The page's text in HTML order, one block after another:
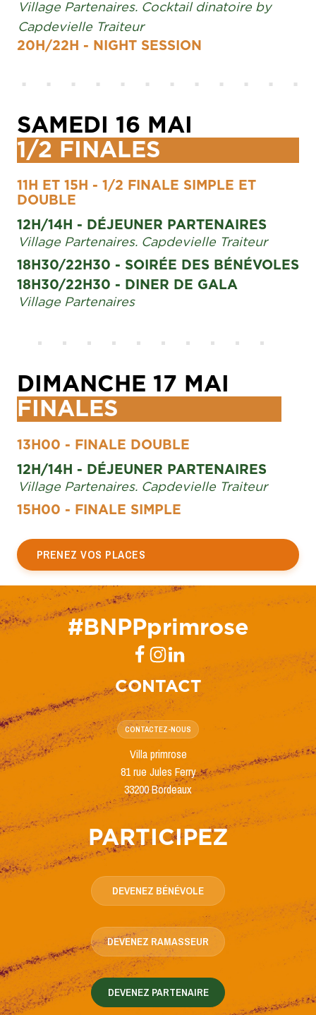
Village Partenaires. Cocktail dinatoire by
Capdevielle Traiteur
20H/22H - NIGHT SESSION
SAMEDI 16 MAI
1/2 FINALES
11H ET 15H - 1/2 FINALE SIMPLE ET
DOUBLE
12H/14H - DÉJEUNER PARTENAIRES
Village Partenaires. Capdevielle Traiteur
18H30/22H30 - SOIRÉE DES BÉNÉVOLES
18H30/22H30 - DINER DE GALA
Village Partenaires
DIMANCHE 17 MAI
FINALES
13H00 - FINALE DOUBLE
12H/14H - DÉJEUNER PARTENAIRES
Village Partenaires. Capdevielle Traiteur
15H00 - FINALE SIMPLE
PRENEZ VOS PLACES
#BNPPprimrose
CONTACT
CONTACTEZ-NOUS
Villa primrose
81 rue Jules Ferry
33200 Bordeaux
PARTICIPEZ
DEVENEZ BÉNÉVOLE
DEVENEZ RAMASSEUR
DEVENEZ PARTENAIRE